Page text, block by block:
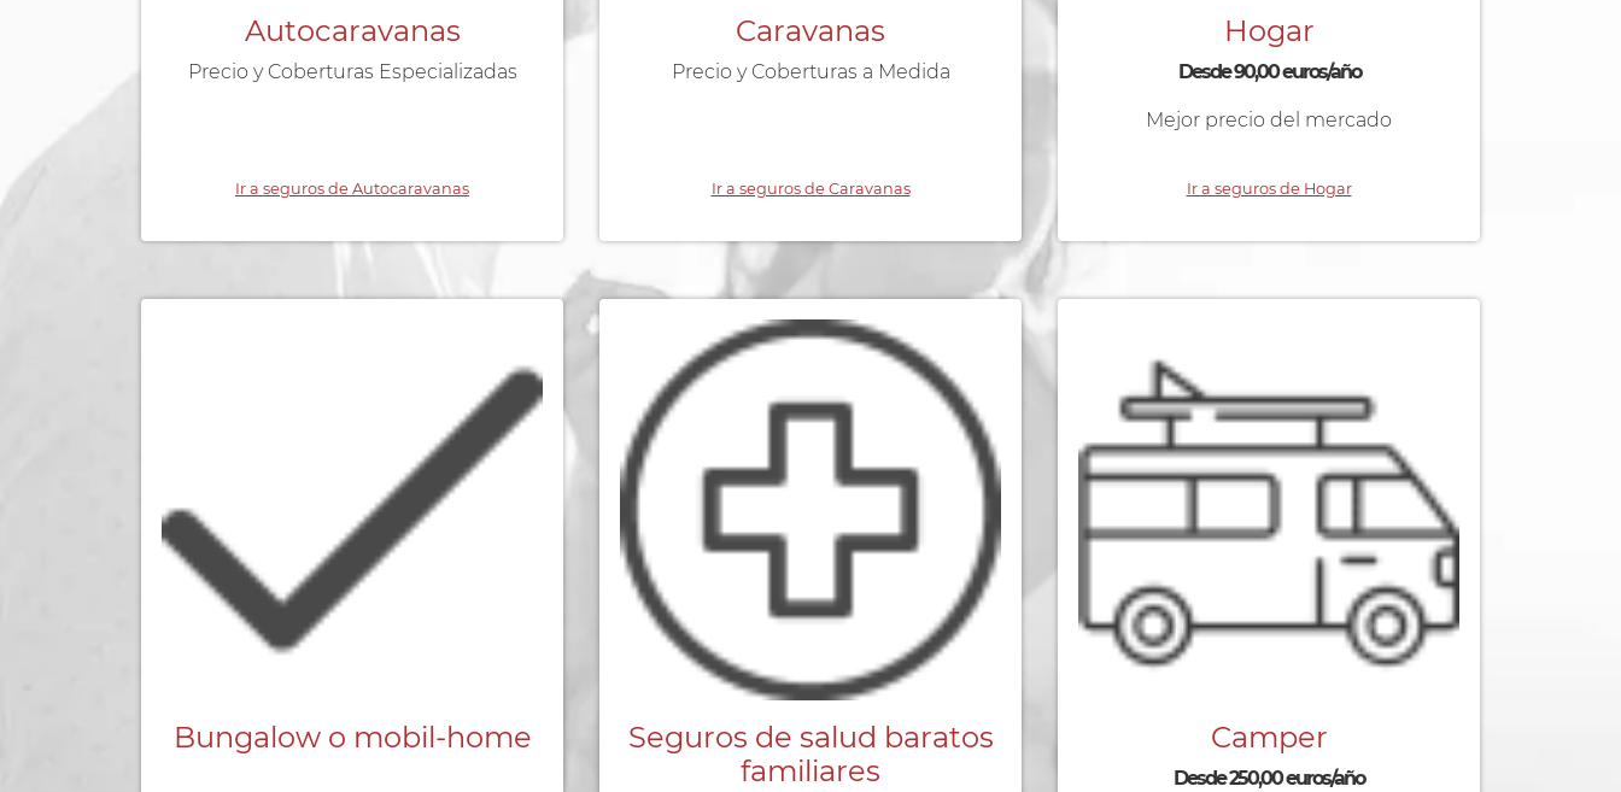
Autocaravanas
Precio y Coberturas Especializadas
Ir a seguros de Autocaravanas
Caravanas
Precio y Coberturas a Medida
Ir a seguros de Caravanas
Hogar
Desde 90,00 euros/año
Mejor precio del mercado
Ir a seguros de Hogar
Bungalow o mobil-home
Seguros de salud baratos
familiares
Camper
Desde 250,00 euros/año